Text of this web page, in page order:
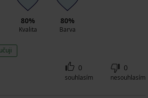
80%
Kvalita
80%
Barva
0
souhlasím
0
nesouhlasím